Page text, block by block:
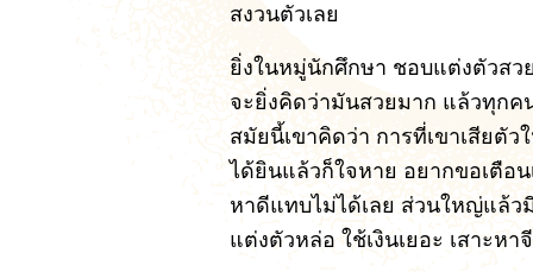
สงวนตัวเลย
ยิ่งในหมู่นักศึกษา ชอบแต่งตัวส
จะยิ่งคิดว่ามันสวยมาก แล้วทุก
สมัยนี้เขาคิดว่า การที่เขาเสียตัว
ได้ยินแล้วก็ใจหาย อยากขอเตือ
หาดีแทบไม่ได้เลย ส่วนใหญ่แล้ว
แต่งตัวหล่อ ใช้เงินเยอะ เสาะห